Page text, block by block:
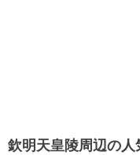
欽明天皇陵周辺の人